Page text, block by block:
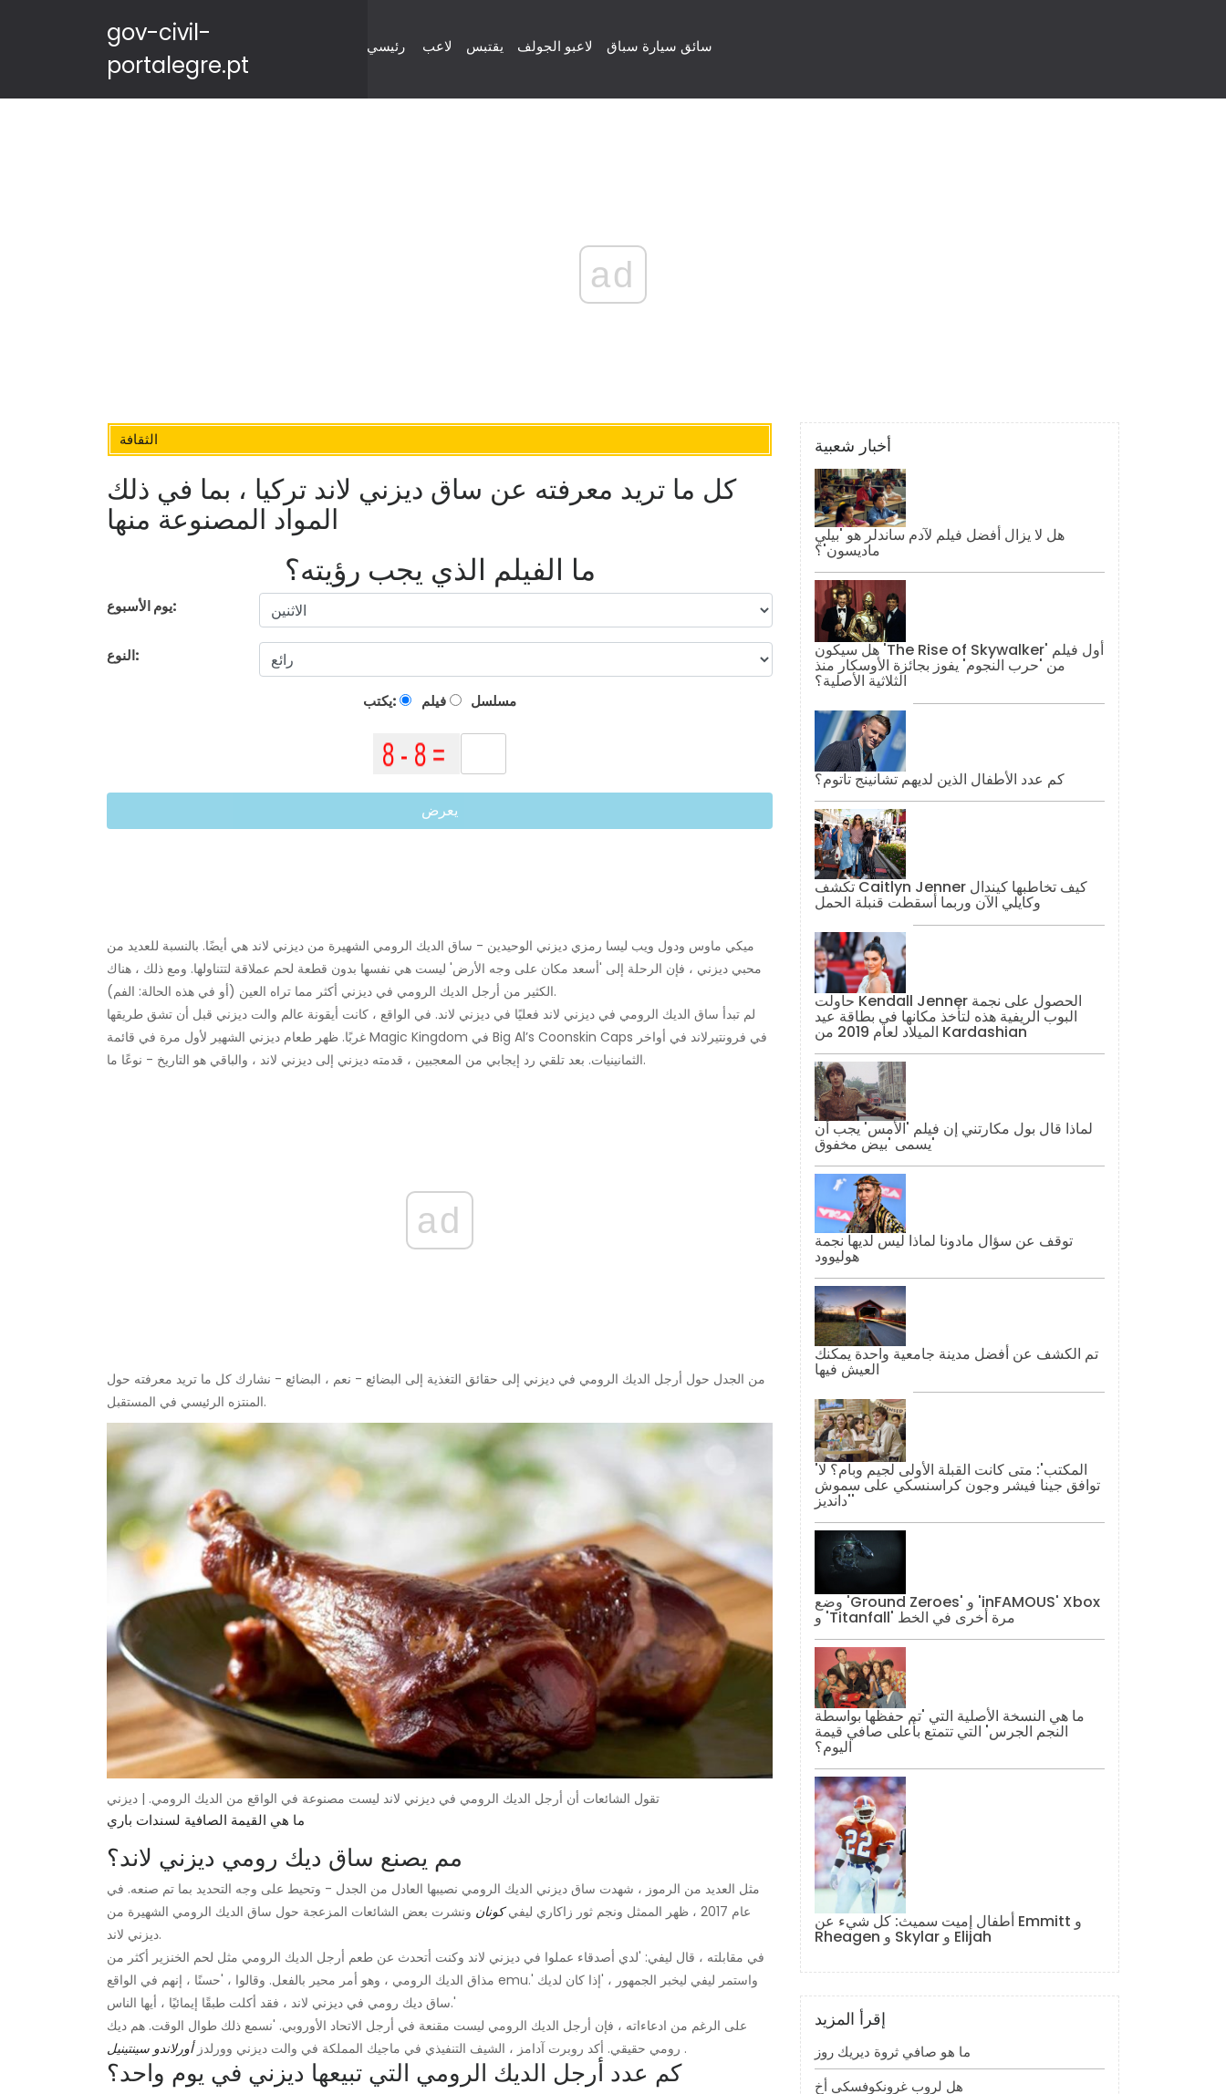
gov-civil-
portalegre.pt
رئيسي لاعب يقتبس لاعبو الجولف سائق سيارة سباق
ad
الثقافة
كل ما تريد معرفته عن ساق ديزني لاند تركيا ، بما في ذلك
المواد المصنوعة منها
ما الفيلم الذي يجب رؤيته؟
يوم الأسبوع:
النوع:
يكتب: فيلم مسلسل
يعرض
ميكي ماوس ودول ويب ليسا رمزي ديزني الوحيدين - ساق الديك الرومي الشهيرة من ديزني لاند هي أيضًا. بالنسبة للعديد من
محبي ديزني ، فإن الرحلة إلى 'أسعد مكان على وجه الأرض' ليست هي نفسها بدون قطعة لحم عملاقة لتتناولها. ومع ذلك ، هناك
الكثير من أرجل الديك الرومي في ديزني أكثر مما تراه العين (أو في هذه الحالة: الفم).
لم تبدأ ساق الديك الرومي في ديزني لاند فعليًا في ديزني لاند. في الواقع ، كانت أيقونة عالم والت ديزني قبل أن تشق طريقها
غربًا. ظهر طعام ديزني الشهير لأول مرة في قائمة Magic Kingdom في Big Al’s Coonskin Caps في فرونتيرلاند في أواخر
الثمانينيات. بعد تلقي رد إيجابي من المعجبين ، قدمته ديزني إلى ديزني لاند ، والباقي هو التاريخ - نوعًا ما.
ad
من الجدل حول أرجل الديك الرومي في ديزني إلى حقائق التغذية إلى البضائع - نعم ، البضائع - نشارك كل ما تريد معرفته حول
المنتزه الرئيسي في المستقبل.
تقول الشائعات أن أرجل الديك الرومي في ديزني لاند ليست مصنوعة في الواقع من الديك الرومي. | ديزني
ما هي القيمة الصافية لسندات باري
مم يصنع ساق ديك رومي ديزني لاند؟
مثل العديد من الرموز ، شهدت ساق ديزني الديك الرومي نصيبها العادل من الجدل - وتحيط على وجه التحديد بما تم صنعه. في
عام 2017 ، ظهر الممثل ونجم ثور زاكاري ليفي
كونان ونشرت بعض الشائعات المزعجة حول ساق الديك الرومي الشهيرة من
ديزني لاند.
في مقابلته ، قال ليفي: 'لدي أصدقاء عملوا في ديزني لاند وكنت أتحدث عن طعم أرجل الديك الرومي مثل لحم الخنزير أكثر من
مذاق الديك الرومي ، وهو أمر محير بالفعل. وقالوا ، 'حسنًا ، إنهم في الواقع emu.' واستمر ليفي ليخبر الجمهور ، 'إذا كان لديك
ساق ديك رومي في ديزني لاند ، فقد أكلت طبقًا إيمائيًا ، أيها الناس.'
على الرغم من ادعاءاته ، فإن أرجل الديك الرومي ليست مقنعة في أرجل الاتحاد الأوروبي. 'نسمع ذلك طوال الوقت. هم ديك
رومي حقيقي. أكد روبرت آدامز ، الشيف التنفيذي في ماجيك المملكة في والت ديزني وورلدزأورلاندو سينتينيل .
كم عدد أرجل الديك الرومي التي تبيعها ديزني في يوم واحد؟
أخبار شعبية
هل لا يزال أفضل فيلم لآدم ساندلر هو 'بيلي
ماديسون'؟
هل سيكون 'The Rise of Skywalker' أول فيلم
من 'حرب النجوم' يفوز بجائزة الأوسكار منذ
الثلاثية الأصلية؟
كم عدد الأطفال الذين لديهم تشانينج تاتوم؟
تكشف Caitlyn Jenner كيف تخاطبها كيندال
وكايلي الآن وربما أسقطت قنبلة الحمل
حاولت Kendall Jenner الحصول على نجمة
البوب ​​الريفية هذه لتأخذ مكانها في بطاقة عيد
الميلاد لعام 2019 من Kardashian
لماذا قال بول مكارتني إن فيلم 'الأمس' يجب أن
يسمى 'بيض مخفوق'
توقف عن سؤال مادونا لماذا ليس لديها نجمة
هوليوود
تم الكشف عن أفضل مدينة جامعية واحدة يمكنك
العيش فيها
'المكتب': متى كانت القبلة الأولى لجيم وبام؟ لا
توافق جينا فيشر وجون كراسنسكي على سموش
'دانديز'
وضع 'Ground Zeroes' و 'inFAMOUS' Xbox
و 'Titanfall' مرة أخرى في الخط
ما هي النسخة الأصلية التي 'تم حفظها بواسطة
النجم الجرس' التي تتمتع بأعلى صافي قيمة
اليوم؟
أطفال إميت سميث: كل شيء عن Emmitt و
Rheagen و Skylar و Elijah
إقرأ المزيد
ما هو صافي ثروة ديريك روز
هل لروب غرونكوفسكي أخ